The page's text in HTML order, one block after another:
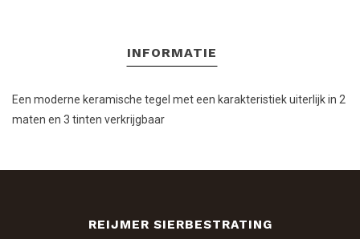
INFORMATIE
Een moderne keramische tegel met een karakteristiek uiterlijk in 2
maten en 3 tinten verkrijgbaar
REIJMER SIERBESTRATING